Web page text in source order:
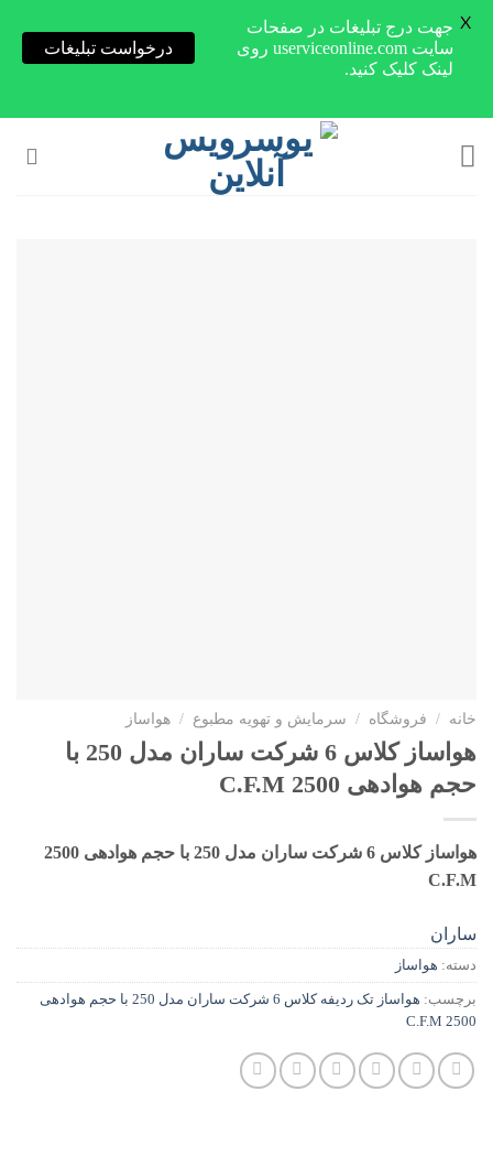
خانه / فروشگاه / سرمایش و تهویه مطبوع / هواساز
هواساز کلاس 6 شرکت ساران مدل 250 با
حجم هوادهی 2500 C.F.M
هواساز کلاس 6 شرکت ساران مدل 250 با حجم هوادهی 2500
C.F.M
ساران
دسته: هواساز
برچسب:
هواساز تک ردیفه کلاس 6 شرکت ساران مدل 250 با حجم هوادهی
2500 C.F.M
جهت درج تبلیغات در صفحات
سایت userviceonline.com روی
لینک کلیک کنید.
درخواست تبلیغات
X